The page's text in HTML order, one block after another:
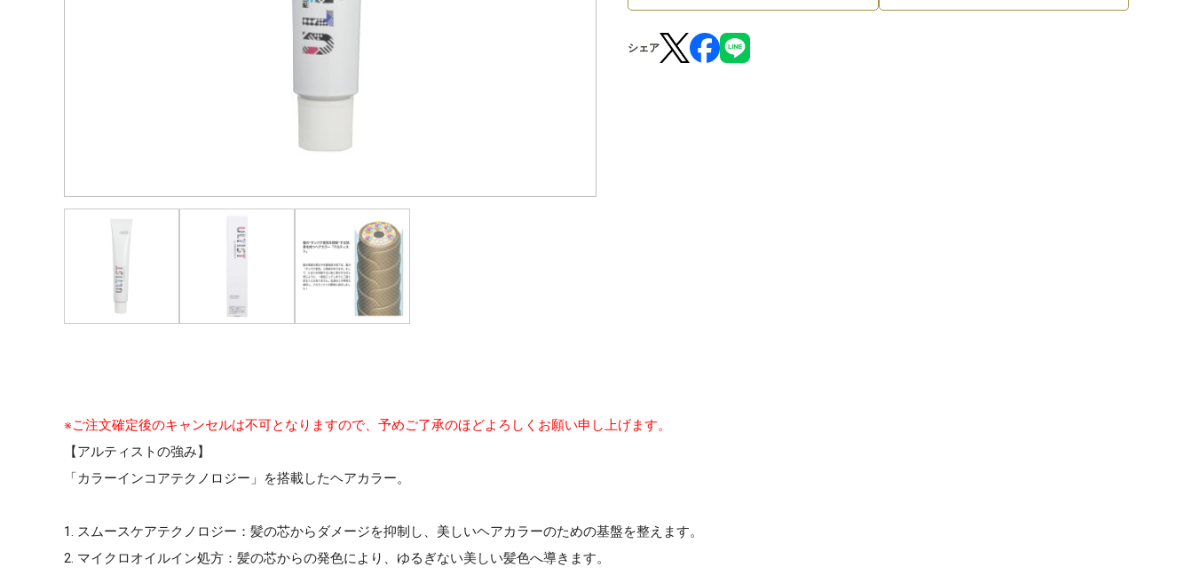
シェア
※ご注文確定後のキャンセルは不可となりますので、予めご了承のほどよろしくお願い申し上げます。
【アルティストの強み】
「カラーインコアテクノロジー」を搭載したヘアカラー。
1. スムースケアテクノロジー：髪の芯からダメージを抑制し、美しいヘアカラーのための基盤を整えます。
2. マイクロオイルイン処方：髪の芯からの発色により、ゆるぎない美しい髪色へ導きます。